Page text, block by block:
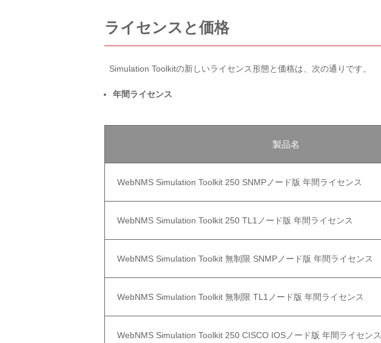
ライセンスと価格
Simulation Toolkitの新しいライセンス形態と価格は、次の通りです。
年間ライセンス
製品名
WebNMS Simulation Toolkit 250 SNMPノード版 年間ライセンス
WebNMS Simulation Toolkit 250 TL1ノード版 年間ライセンス
WebNMS Simulation Toolkit 無制限 SNMPノード版 年間ライセンス
WebNMS Simulation Toolkit 無制限 TL1ノード版 年間ライセンス
WebNMS Simulation Toolkit 250 CISCO IOSノード版 年間ライセンス